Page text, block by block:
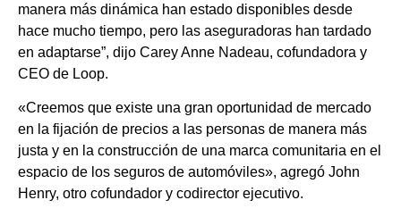
manera más dinámica han estado disponibles desde
hace mucho tiempo, pero las aseguradoras han tardado
en adaptarse”, dijo Carey Anne Nadeau, cofundadora y
CEO de Loop.
«Creemos que existe una gran oportunidad de mercado
en la fijación de precios a las personas de manera más
justa y en la construcción de una marca comunitaria en el
espacio de los seguros de automóviles», agregó John
Henry, otro cofundador y codirector ejecutivo.